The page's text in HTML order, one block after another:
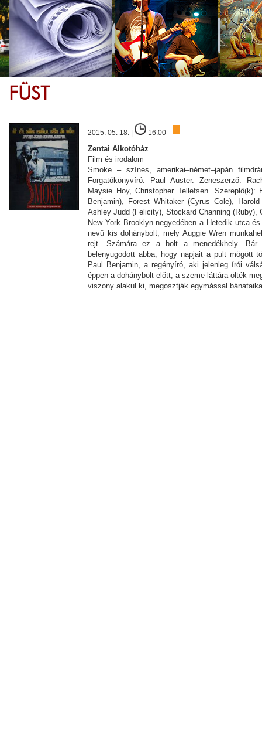
FÜST
2015. 05. 18. | 16:00
Zentai Alkotóház
Film és irodalom
Smoke – színes, amerikai–német–japán
Forgatókönyvíró: Paul Auster. Zeneszerző:
Maysie Hoy, Christopher Tellefsen.
Benjamin), Forest Whitaker (Cyrus Cole),
Ashley Judd (Felicity), Stockard Channing (Ruby),
New York Brooklyn negyedében a Hetedik utca
nevű kis dohánybolt, mely Auggie Wren
rejt. Számára ez a bolt a menedékhely. Bár
belenyugodott abba, hogy napjait a pult mögött
Paul Benjamin, a regényíró, aki jelenleg írói
éppen a dohánybolt előtt, a szeme láttára ölték
viszony alakul ki, megosztják egymással